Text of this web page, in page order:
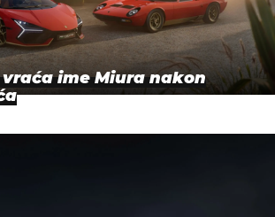
ime Miura nakon